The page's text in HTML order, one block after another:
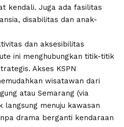
kendali. Juga ada fasilitas
disabilitas dan anak-
dan aksesibilitas
ini menghubungkan titik-titik
Akses KSPN
wisatawan dari
atau Semarang (via
langsung menuju kawasan
drama berganti kendaraan